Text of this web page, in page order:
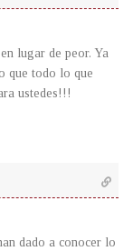
lugar de peor. Ya
que todo lo que
ustedes!!!
dado a conocer lo